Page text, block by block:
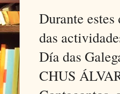
Durante
das
Día das
CHUS